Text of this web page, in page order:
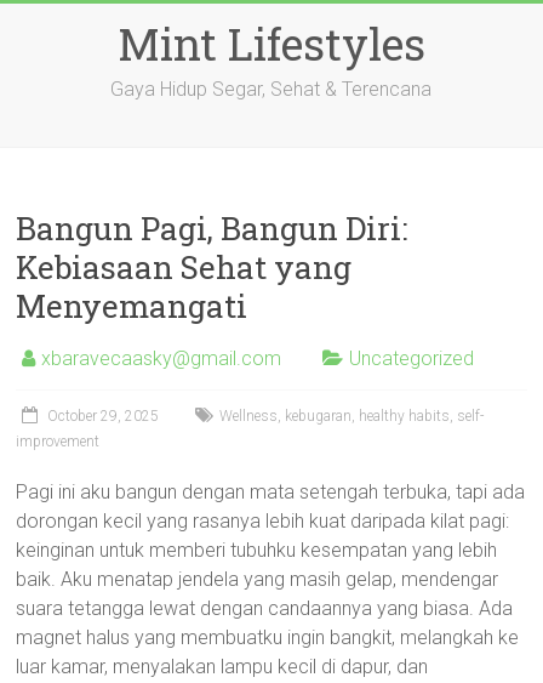
Mint Lifestyles
Gaya Hidup Segar, Sehat & Terencana
Bangun Pagi, Bangun Diri:
Kebiasaan Sehat yang
Menyemangati
xbaravecaasky@gmail.com Uncategorized
October 29, 2025
Wellness, kebugaran, healthy habits, self-
improvement
Pagi ini aku bangun dengan mata setengah terbuka, tapi ada
dorongan kecil yang rasanya lebih kuat daripada kilat pagi:
keinginan untuk memberi tubuhku kesempatan yang lebih
baik. Aku menatap jendela yang masih gelap, mendengar
suara tetangga lewat dengan candaannya yang biasa. Ada
magnet halus yang membuatku ingin bangkit, melangkah ke
luar kamar, menyalakan lampu kecil di dapur, dan